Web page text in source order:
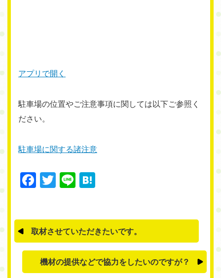
アプリで開く
駐車場の位置やご注意事項に関しては以下ご参照く
ださい。
駐車場に関する諸注意
Facebook
Twitter
Line
取材させていただきたいです。
機材の提供などで協力をしたいのですが？